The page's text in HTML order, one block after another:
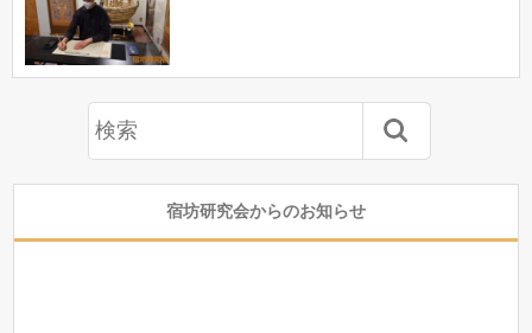
宿坊研究会からのお知らせ